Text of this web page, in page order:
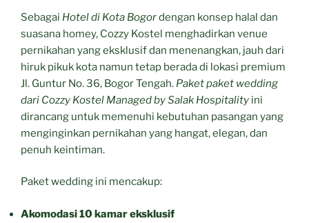
Sebagai Hotel di Kota Bogordengan konsep halal dan
suasana homey, Cozzy Kostel menghadirkan venue
pernikahan yang eksklusif dan menenangkan, jauh dari
hiruk pikuk kota namun tetap berada di lokasi premium
Jl. Guntur No. 36, Bogor Tengah. Paket paket wedding
dari Cozzy Kostel Managed by Salak Hospitality ini
dirancang untuk memenuhi kebutuhan pasangan yang
menginginkan pernikahan yang hangat, elegan, dan
penuh keintiman.
Paket wedding ini mencakup:
Akomodasi 10 kamar eksklusif